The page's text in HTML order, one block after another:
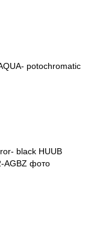
potochromatic